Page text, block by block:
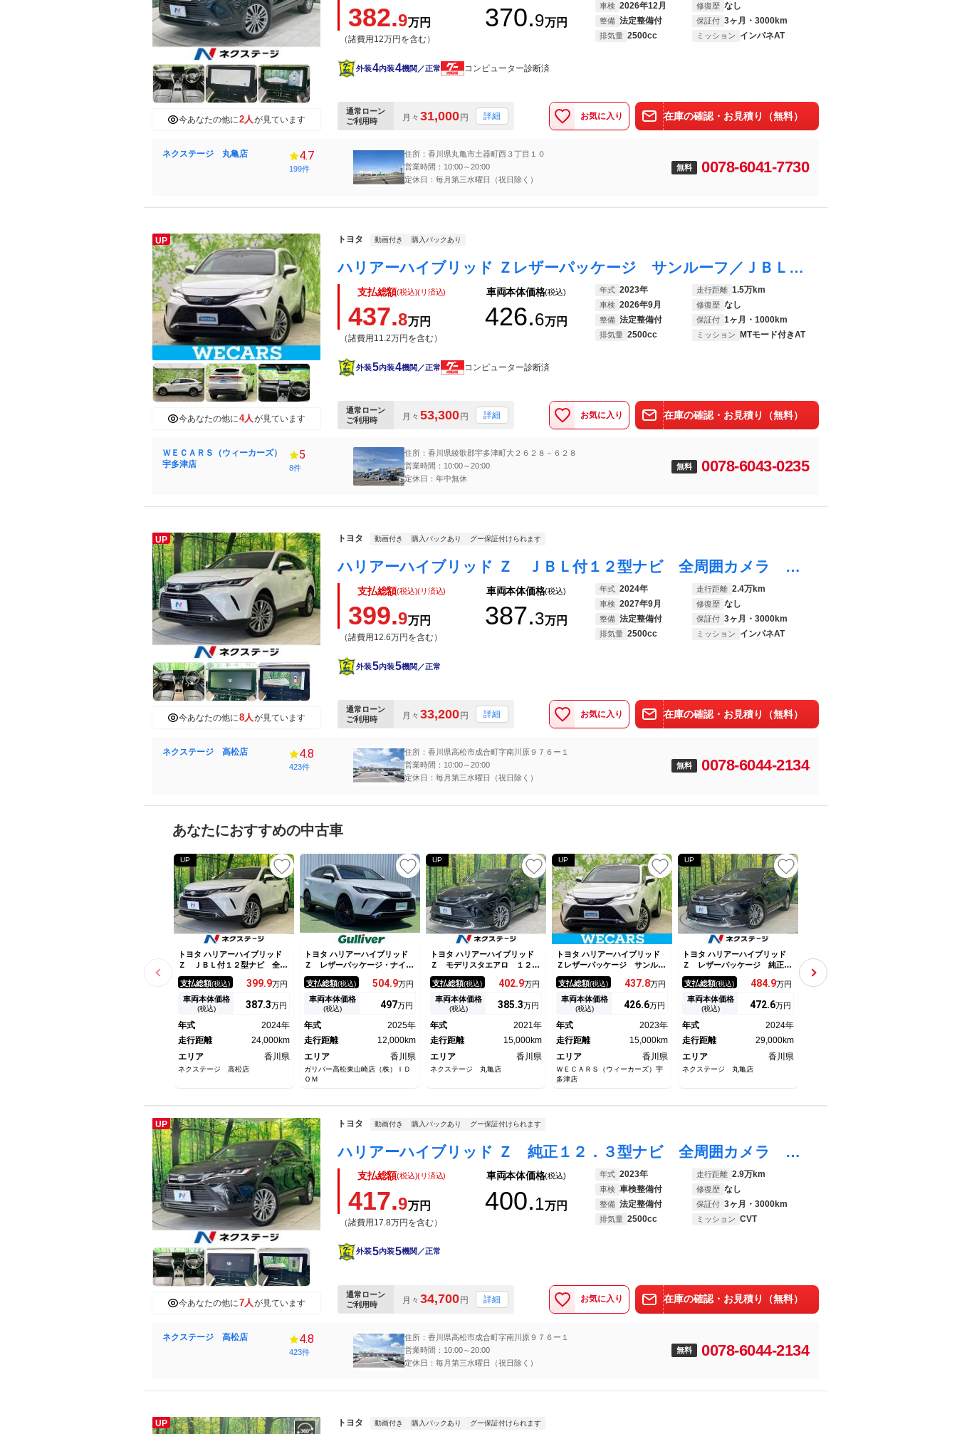
今あなたの他に2人が見ています
382.9万円
（諸費用12万円を含む）
370.9万円
車検 2026年12月 修復歴 なし
整備 法定整備付 保証付 3ヶ月・3000km
排気量 2500cc ミッション インパネAT
外装4内装4機関／正常 コンピューター診断済
通常ローン
ご利用時
月々 31,000円 詳細 お気に入り 在庫の確認・お見積り（無料）
ネクステージ 丸亀店 4.7
199件
住所：香川県丸亀市土器町西３丁目１０
営業時間：10:00～20:00
定休日：毎月第三水曜日（祝日除く）
無料 0078-6041-7730
UP
今あなたの他に4人が見ています
トヨタ 動画付き 購入パックあり
ハリアーハイブリッド Ｚレザーパッケージ サンルーフ／ＪＢＬ／保証書／純正 ＳＤナビ／デジタルインナーミラー／衝突安全装置／シートヒーター／パノラミックビューモニター／車線逸脱防止支援システム／シート フルレザー／電動バックドア
支払総額(税込)(リ済込)
437.8万円
（諸費用11.2万円を含む）
車両本体価格(税込)
426.6万円
年式 2023年 走行距離 1.5万km
車検 2026年9月 修復歴 なし
整備 法定整備付 保証付 1ヶ月・1000km
排気量 2500cc ミッション MTモード付きAT
外装5内装4機関／正常 コンピューター診断済
通常ローン
ご利用時
月々 53,300円 詳細 お気に入り 在庫の確認・お見積り（無料）
ＷＥＣＡＲＳ（ウィーカーズ）
宇多津店
5
8件
住所：香川県綾歌郡宇多津町大２６２８－６２８
営業時間：10:00～20:00
定休日：年中無休
無料 0078-6043-0235
UP
今あなたの他に8人が見ています
トヨタ 動画付き 購入パックあり グー保証付けられます
ハリアーハイブリッド Ｚ ＪＢＬ付１２型ナビ 全周囲カメラ 衝突被害軽減装置 デジタルインナーミラー ＢＳＭ レーダークルーズ 禁煙車 電動リアゲート レザーシート パワーシート コーナーセンサー ＬＥＤヘッド ＥＴＣ２．０
支払総額(税込)(リ済込)
399.9万円
（諸費用12.6万円を含む）
車両本体価格(税込)
387.3万円
年式 2024年 走行距離 2.4万km
車検 2027年9月 修復歴 なし
整備 法定整備付 保証付 3ヶ月・3000km
排気量 2500cc ミッション インパネAT
外装5内装5機関／正常
通常ローン
ご利用時
月々 33,200円 詳細 お気に入り 在庫の確認・お見積り（無料）
ネクステージ 高松店 4.8
423件
住所：香川県高松市成合町字南川原９７６ー１
営業時間：10:00～20:00
定休日：毎月第三水曜日（祝日除く）
無料 0078-6044-2134
あなたにおすすめの中古車
UP
トヨタ ハリアーハイブリッド
Ｚ ＪＢＬ付１２型ナビ 全周
囲カメラ 衝突被害軽減装置
デジタルインナーミラー ＢＳ
Ｍ レーダークルーズ 禁煙
車 電動リアゲート レザーシ
センサー ＬＥＤヘッド ＥＴ
Ｃ２．０
支払総額(税込) 399.9万円
車両本体価格
(税込) 387.3万円
年式
2024年
走行距離
24,000km
エリア
香川県
ネクステージ 高松店
トヨタ ハリアーハイブリッド
Ｚ レザーパッケージ・ナイト
シェード 禁煙車 寒冷地仕
１２．３型ナビ 全方位 調光
パノラマルーフ ＪＢＬ 黒レ
ザー シートヒーター／ベンチ
衝突軽減 レーダークルーズコ
ントロール デジタルインナー
支払総額(税込) 504.9万円
車両本体価格
(税込) 497万円
年式
2025年
走行距離
12,000km
エリア
香川県
ガリバー高松東山崎店（株）ＩＤ
ＯＭ
UP
トヨタ ハリアーハイブリッド
Ｚ モデリスタエアロ １２．
３型メモリーナビ ＪＢＬサウ
ンド バックカメラ 電動リア
ゲート 禁煙車 衝突被害軽減
装置 レーダークルーズ ハー
ト ドラレコ コーナーセンサ
ー
支払総額(税込) 402.9万円
車両本体価格
(税込) 385.3万円
年式
2021年
走行距離
15,000km
エリア
香川県
ネクステージ 丸亀店
UP
トヨタ ハリアーハイブリッド
Ｚレザーパッケージ サンルー
フ／ＪＢＬ／保証書／純正 Ｓ
Ｄナビ／デジタルインナーミラ
ー／衝突安全装置／シートヒー
ター／パノラミックビューモニ
ム／シート フルレザー／電動
バックドア
支払総額(税込) 437.8万円
車両本体価格
(税込) 426.6万円
年式
2023年
走行距離
15,000km
エリア
香川県
ＷＥＣＡＲＳ（ウィーカーズ）宇
多津店
UP
トヨタ ハリアーハイブリッド
Ｚ レザーパッケージ 純正１
２型ナビ ガラスルーフ 全周
囲カメラ 衝突被害軽減装置
レーダークルーズ 電動リアゲ
ート レザーシート 前席シー
ーセンサー ＬＥＤヘッド Ｅ
ＴＣ２．０
支払総額(税込) 484.9万円
車両本体価格
(税込) 472.6万円
年式
2024年
走行距離
29,000km
エリア
香川県
ネクステージ 丸亀店
Ｚ 純正１２．３型ナビ 全周
囲カメラ ＪＢＬサウンド 衝
突被害軽減システム 禁煙車
支払総額
UP
今あなたの他に7人 が見ています
トヨタ 動画付き 購入パックあり グー保証付けられます
ハリアーハイブリッド Ｚ 純正１２．３型ナビ 全周囲カメラ ＪＢＬサウンド 衝突被害軽減システム 禁煙車 電動リアゲート ハーフレザーシート パワーシート ドラレコ コーナーセンサー スマートキー ＬＥＤヘッド ＥＴＣ２．０
支払総額(税込)(リ済込)
417.9万円
（諸費用17.8万円を含む）
車両本体価格(税込)
400.1万円
年式 2023年 走行距離 2.9万km
車検 車検整備付 修復歴 なし
整備 法定整備付 保証付 3ヶ月・3000km
排気量 2500cc ミッション CVT
外装5内装5機関／正常
通常ローン
ご利用時
月々 34,700 円 詳細 お気に入り 在庫の確認・お見積り（無料）
ネクステージ 高松店 4.8
423件
住所：香川県高松市成合町字南川原９７６ー１
営業時間：10:00～20:00
定休日：毎月第三水曜日（祝日除く）
無料 0078-6044-2134
UP トヨタ 動画付き 購入パックあり グー保証付けられます